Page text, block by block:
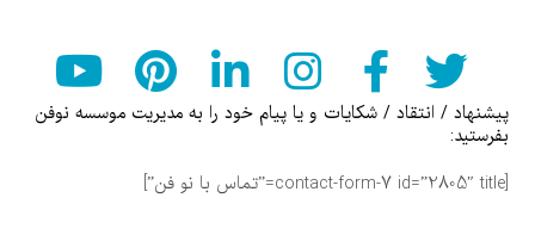
پیشنهاد / انتقاد / شکایات و یا پیام خود را به مدیریت موسسه نوفن
بفرستید:
[contact-form-7 id=”2805″ title=”تماس با نو فن”]